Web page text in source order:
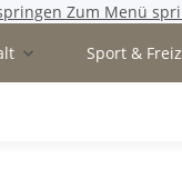
Zum Menü
Sport &